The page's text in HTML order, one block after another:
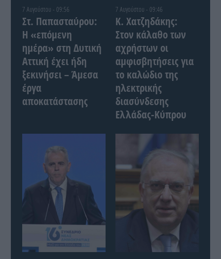
7 Αυγούστου - 09:56
Στ. Παπασταύρου:
Η «επόμενη
ημέρα» στη Δυτική
Αττική έχει ήδη
ξεκινήσει – Άμεσα
έργα
αποκατάστασης
7 Αυγούστου - 09:46
Κ. Χατζηδάκης:
Στον κάλαθο των
αχρήστων οι
αμφισβητήσεις για
το καλώδιο της
ηλεκτρικής
διασύνδεσης
Ελλάδας-Κύπρου